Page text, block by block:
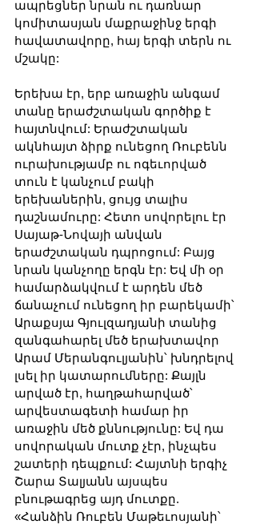
ապրեցներ նրան ու դառնար
կոմիտասյան մաքրաջինջ երգի
հավատավորը, հայ երգի տերն ու
մշակը:
Երեխա էր, երբ առաջին անգամ
տանը երաժշտական գործիք է
հայտնվում: Երաժշտական
ակնհայտ ձիրք ունեցող Ռուբենն
ուրախությամբ ու ոգեւորված
տուն է կանչում բակի
երեխաներին, ցույց տալիս
դաշնամուրը: Հետո սովորելու էր
Սայաթ-Նովայի անվան
երաժշտական դպրոցում: Բայց
նրան կանչողը երգն էր: Եվ մի օր
համարձակվում է արդեն մեծ
ճանաչում ունեցող իր բարեկամի՝
Արաքսյա Գյուլզադյանի տանից
զանգահարել մեծ երախտավոր
Արամ Մերանգուլյանին՝ խնդրելով
լսել իր կատարումները: Քայլն
արված էր, հաղթահարված՝
արվեստագետի համար իր
առաջին մեծ քննությունը: Եվ դա
սովորական մուտք չէր, ինչպես
շատերի դեպքում: Հայտնի երգիչ
Շարա Տալյանն այսպես
բնութագրեց այդ մուտքը.
«Հանձին Ռուբեն Մաթեւոսյանի՝